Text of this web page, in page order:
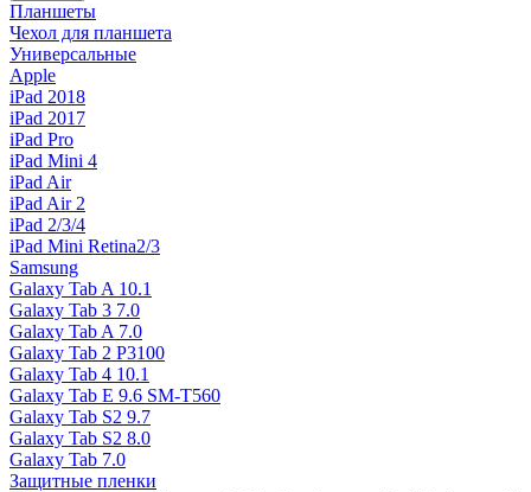
Планшеты
Чехол для планшета
Универсальные
Apple
iPad 2018
iPad 2017
iPad Pro
iPad Mini 4
iPad Air
iPad Air 2
iPad 2/3/4
iPad Mini Retina2/3
Samsung
Galaxy Tab A 10.1
Galaxy Tab 3 7.0
Galaxy Tab A 7.0
Galaxy Tab 2 P3100
Galaxy Tab 4 10.1
Galaxy Tab E 9.6 SM-T560
Galaxy Tab S2 9.7
Galaxy Tab S2 8.0
Galaxy Tab 7.0
Защитные пленки